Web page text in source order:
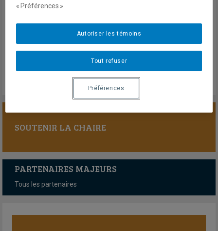
Presse
Lundi 2 janvier 2023
SOUTENIR LA CHAIRE
PARTENAIRES MAJEURS
Tous les partenaires
« Préférences ».
Tout refuser
Autoriser les témoins
Préférences